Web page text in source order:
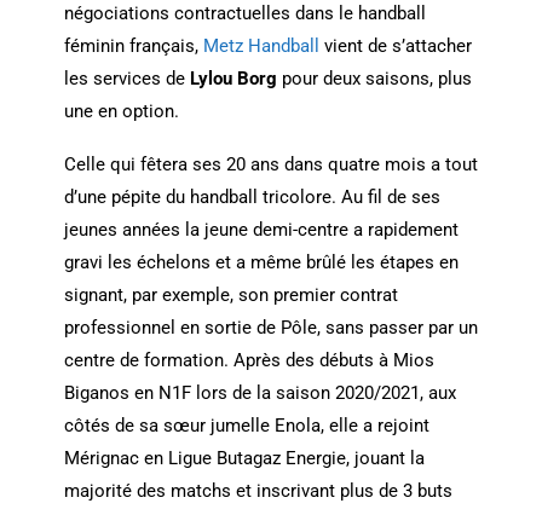
négociations contractuelles dans le handball
féminin français, Metz Handball
vient de s’attacher
les services de Lylou Borg pour deux saisons, plus
une en option.
Celle qui fêtera ses 20 ans dans quatre mois a tout
d’une pépite du handball tricolore. Au fil de ses
jeunes années la jeune demi-centre a rapidement
gravi les échelons et a même brûlé les étapes en
signant, par exemple, son premier contrat
professionnel en sortie de Pôle, sans passer par un
centre de formation. Après des débuts à Mios
Biganos en N1F lors de la saison 2020/2021, aux
côtés de sa sœur jumelle Enola, elle a rejoint
Mérignac en Ligue Butagaz Energie, jouant la
majorité des matchs et inscrivant plus de 3 buts